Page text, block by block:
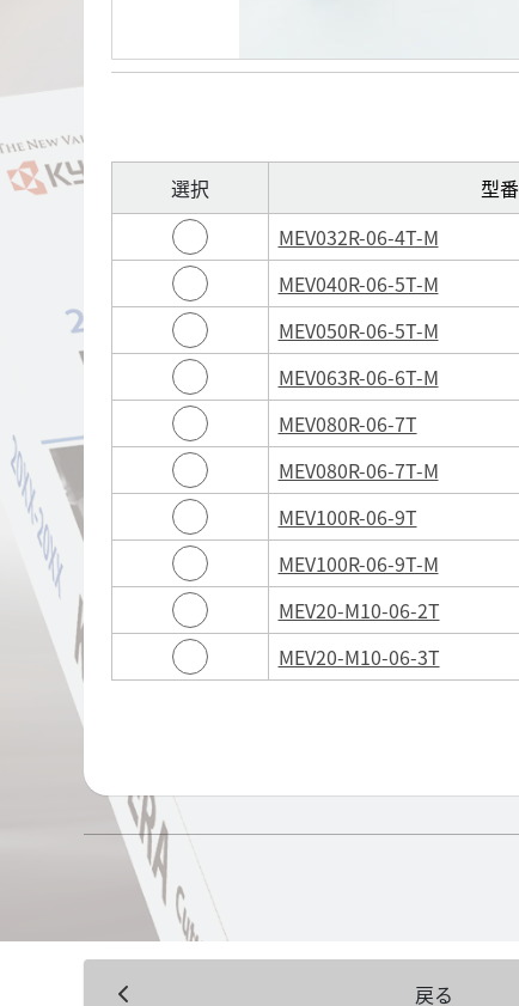
選択 型番
MEV032R-06-4T-M
MEV040R-06-5T-M
MEV050R-06-5T-M
MEV063R-06-6T-M
MEV080R-06-7T
MEV080R-06-7T-M
MEV100R-06-9T
MEV100R-06-9T-M
MEV20-M10-06-2T
MEV20-M10-06-3T
戻る